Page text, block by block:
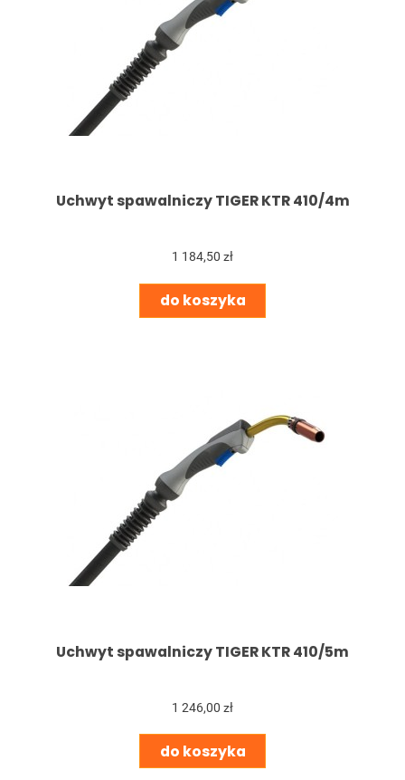
Uchwyt spawalniczy TIGER KTR 410/4m
1 184,50 zł
do koszyka
Uchwyt spawalniczy TIGER KTR 410/5m
1 246,00 zł
do koszyka